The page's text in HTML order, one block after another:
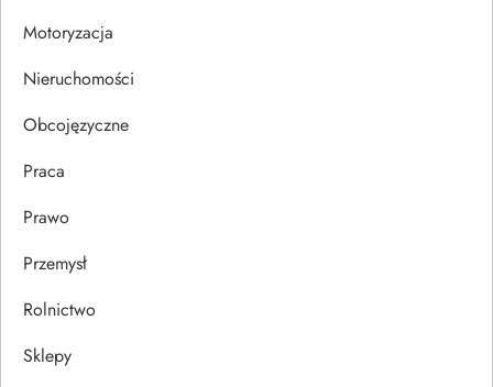
u
Motoryzacja
Nieruchomości
Obcojęzyczne
Praca
Prawo
Przemysł
Rolnictwo
Sklepy